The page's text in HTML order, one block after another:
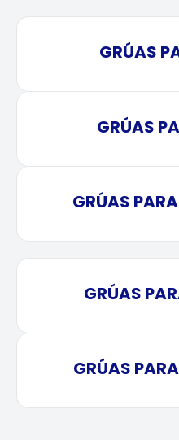
GRÚAS
GRÚAS
GRÚAS
GRÚAS
GRÚAS